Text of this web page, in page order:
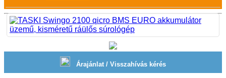
Árajánlat / Visszahívás kérés